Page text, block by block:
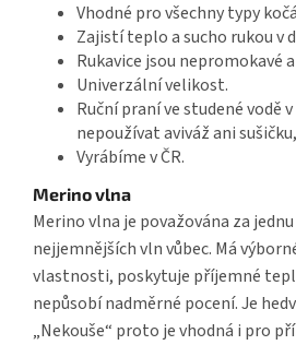
Vhodné pro všechny typy
Zajistí teplo a sucho rukou v
Rukavice jsou nepromokavé
Univerzální velikost.
Ruční praní ve studené vodě
nepoužívat aviváž ani
Vyrábíme v ČR.
Merino vlna
Merino vlna je považována za
nejjemnějších vln vůbec. Má
vlastnosti, poskytuje příjemné
nepůsobí nadměrné pocení. Je
„Nekouše“ proto je vhodná i pro